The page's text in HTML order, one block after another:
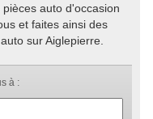
auto d'occasion
et faites ainsi des
sur Aiglepierre.